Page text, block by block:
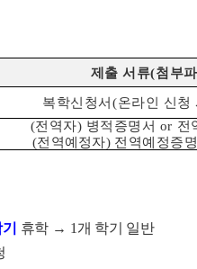
제출 서류(첨부
복학신청서(온라인 신청
(전역자) 병적증명서 or 전
(전역예정자) 전역예정증
휴학 → 1 개 학기 일반